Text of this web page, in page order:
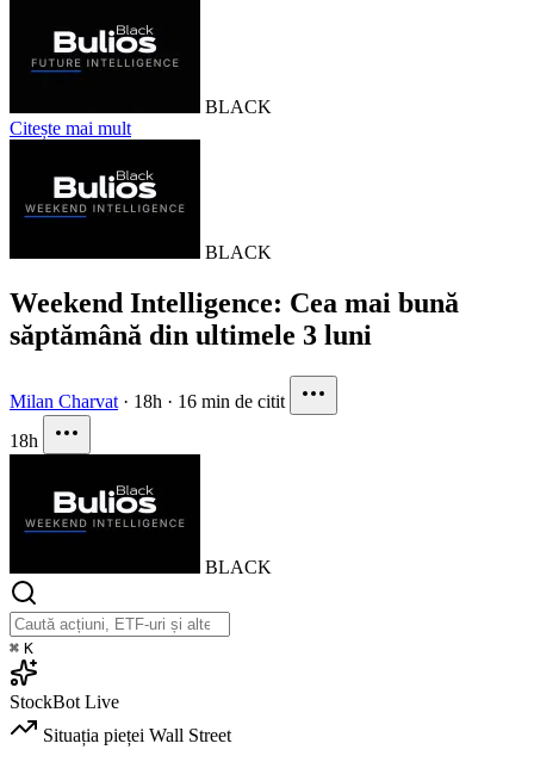
BLACK
Citește mai mult
BLACK
Weekend Intelligence: Cea mai bună
săptămână din ultimele 3 luni
Milan Charvat · 18h · 16 min de citit
18h
BLACK
⌘ K
StockBot Live
Situația pieței Wall Street